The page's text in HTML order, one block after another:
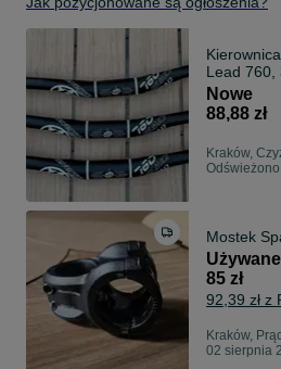
Lead 760,
9° RISE
Nowe
88,88 zł
Kraków,
Mostek
Używane
85 zł
92,39 zł z
Kraków,
02 sierpnia